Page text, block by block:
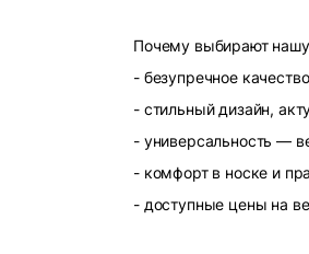
Почему выбирают
- безупречное
- стильный дизайн,
- универсальность —
- комфорт в носке и
- доступные цены на